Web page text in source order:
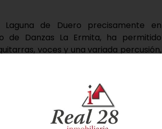
de Duero precisamente en
de Danzas La Ermita, ha permitido
voces y una variada percusión,
grupos Vacceos de Cigales, Castiella
Esgueva, Castellares de Zaratán, La
de Pililla.